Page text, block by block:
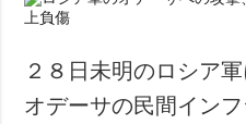
２８日未明のロシア
オデーサの民間イン